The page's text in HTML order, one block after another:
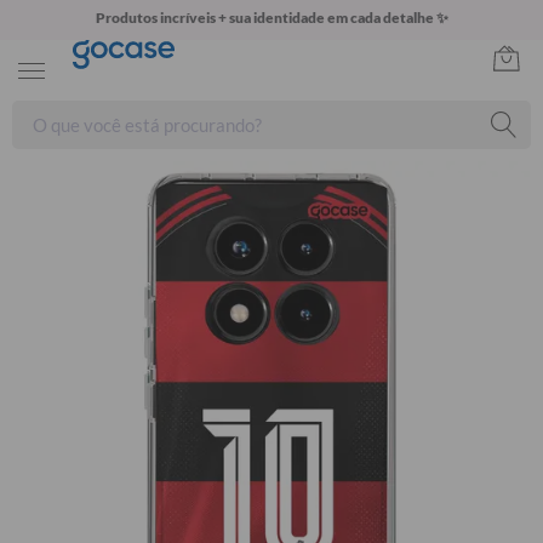
Produtos incríveis + sua identidade em cada detalhe ✨